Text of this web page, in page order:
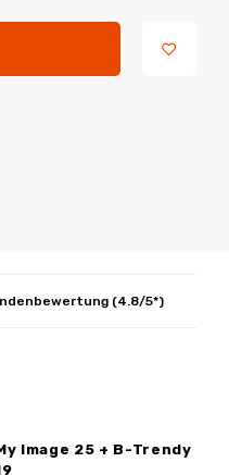
(4.8/5*)
Image 25 + B-Trendy